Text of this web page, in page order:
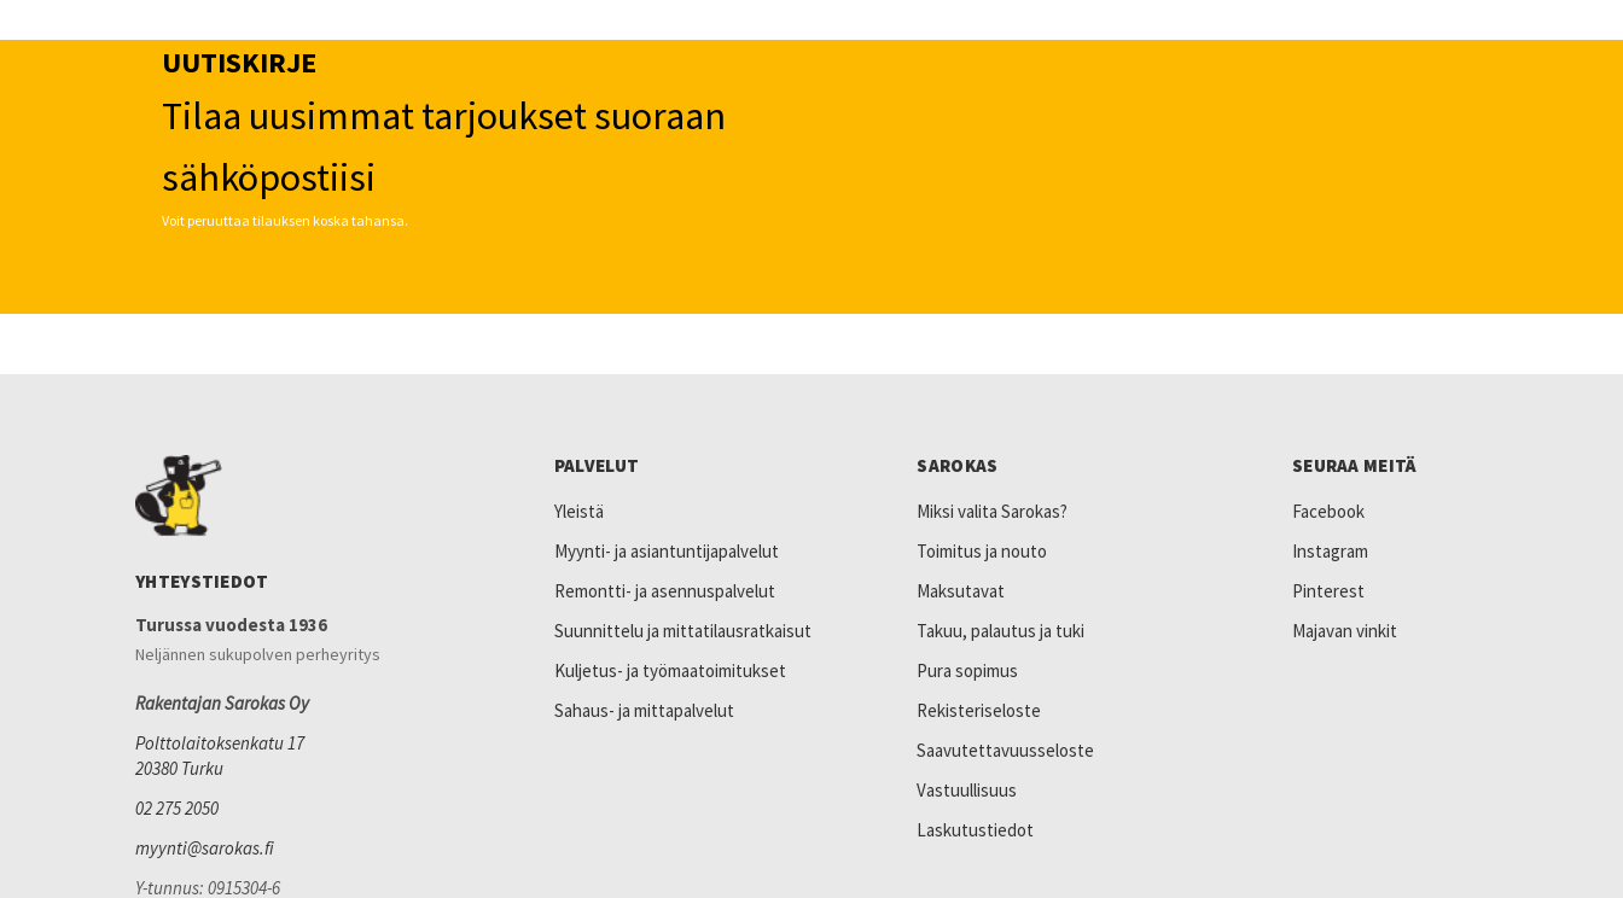
UUTISKIRJE
Tilaa uusimmat tarjoukset suoraan
sähköpostiisi
Voit peruuttaa tilauksen koska tahansa.
YHTEYSTIEDOT
Turussa vuodesta 1936
Neljännen sukupolven perheyritys
Rakentajan Sarokas Oy
Polttolaitoksenkatu 17
20380 Turku
02 275 2050
myynti@sarokas.fi
Y-tunnus: 0915304-6
PALVELUT
Yleistä
Myynti- ja asiantuntijapalvelut
Remontti- ja asennuspalvelut
Suunnittelu ja mittatilausratkaisut
Kuljetus- ja työmaatoimitukset
Sahaus- ja mittapalvelut
SAROKAS
Miksi valita Sarokas?
Toimitus ja nouto
Maksutavat
Takuu, palautus ja tuki
Pura sopimus
Rekisteriseloste
Saavutettavuusseloste
Vastuullisuus
Laskutustiedot
SEURAA MEITÄ
Facebook
Instagram
Pinterest
Majavan vinkit